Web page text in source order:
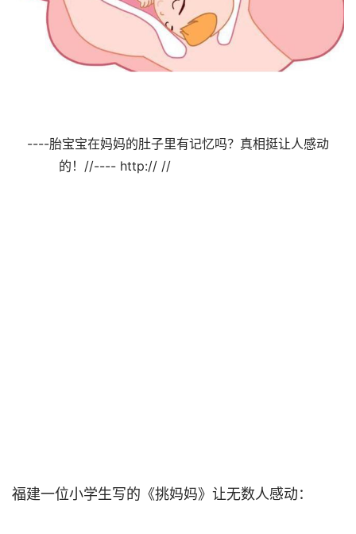
----胎宝宝在妈妈的肚子里有记忆吗？真相挺让人感动
的！//---- http:// //
福建一位小学生写的《挑妈妈》让无数人感动：